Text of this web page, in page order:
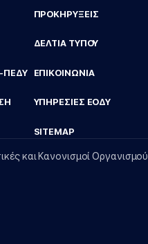
ΠΕΔΥ
ΠΡΟΚΗΡΥΞΕΙΣ
ΔΕΛΤΙΑ ΤΥΠΟΥ
ΕΠΙΚΟΙΝΩΝΙΑ
ΥΠΗΡΕΣΙΕΣ ΕΟΔΥ
SITEMAP
και Κανονισμοί Οργανισμού